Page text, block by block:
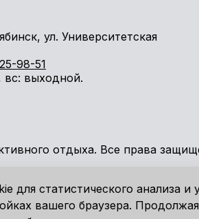
ул. Университетская
98-51
вс: выходной.
отдыха. Все права
характер. Не оферта.
уведомления со своей
для статистического анализа и
вашего браузера.